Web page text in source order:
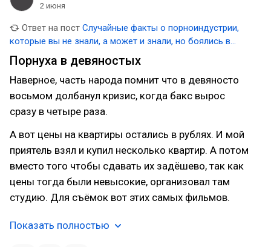
2 июня
Ответ на пост Случайные факты о порноиндустрии,
которые вы не знали, а может и знали, но боялись в
этом признаться
Порнуха в девяностых
Наверное, часть народа помнит что в девяносто
восьмом долбанул кризис, когда бакс вырос
сразу в четыре раза.
А вот цены на квартиры остались в рублях. И мой
приятель взял и купил несколько квартир. А потом
вместо того чтобы сдавать их задёшево, так как
цены тогда были невысокие, организовал там
студию. Для съёмок вот этих самых фильмов.
Показать полностью